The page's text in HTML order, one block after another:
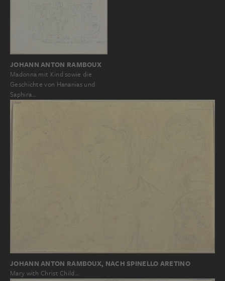
JOHANN ANTON RAMBOUX
Madonna mit Kind sowie die
Geschichte von Hananias und
Saphira…
JOHANN ANTON RAMBOUX, NACH SPINELLO ARETINO
Mary with Christ Child…